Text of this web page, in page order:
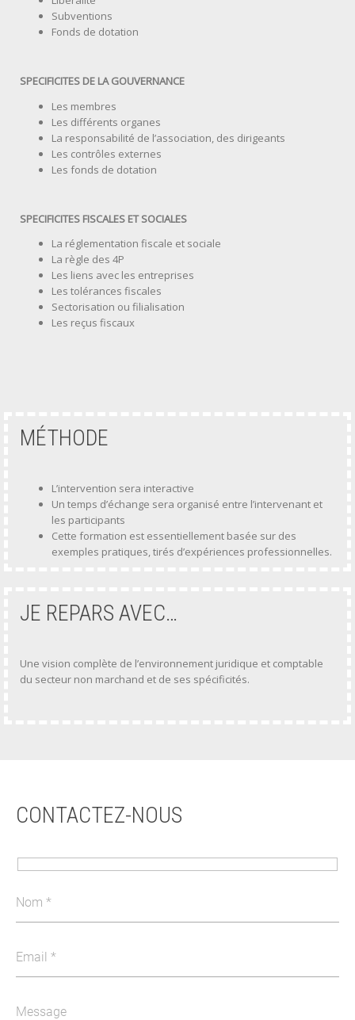
Subventions
Fonds de dotation
SPECIFICITES DE LA GOUVERNANCE
Les membres
Les différents organes
La responsabilité de l’association, des dirigeants
Les contrôles externes
Les fonds de dotation
SPECIFICITES FISCALES ET SOCIALES
La réglementation fiscale et sociale
La règle des 4P
Les liens avec les entreprises
Les tolérances fiscales
Sectorisation ou filialisation
Les reçus fiscaux
MÉTHODE
L’intervention sera interactive
Un temps d’échange sera organisé entre l’intervenant et
les participants
Cette formation est essentiellement basée sur des
exemples pratiques, tirés d’expériences professionnelles.
JE REPARS AVEC…
Une vision complète de l’environnement juridique et comptable
du secteur non marchand et de ses spécificités.
CONTACTEZ-NOUS
Nom
Email
Message